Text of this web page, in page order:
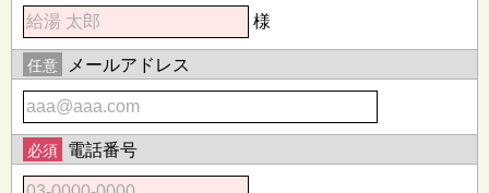
様
任意 メールアドレス
必須 電話番号